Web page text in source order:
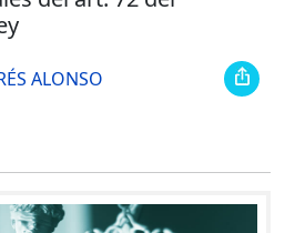
ALONSO